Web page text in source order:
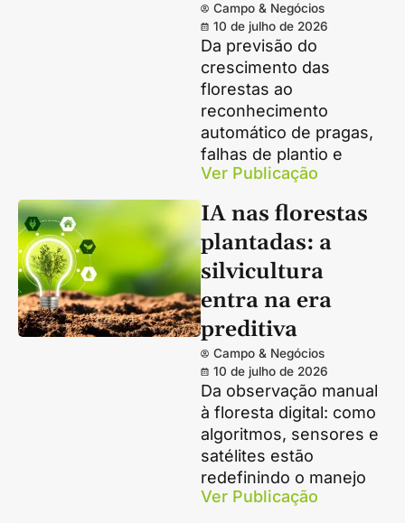
Campo & Negócios
10 de julho de 2026
Da previsão do
crescimento das
florestas ao
reconhecimento
automático de pragas,
falhas de plantio e
Ver Publicação
IA nas florestas
plantadas: a
silvicultura
entra na era
preditiva
Campo & Negócios
10 de julho de 2026
Da observação manual
à floresta digital: como
algoritmos, sensores e
satélites estão
redefinindo o manejo
Ver Publicação